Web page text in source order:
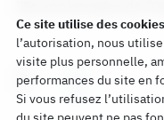
Ce site utilise des
l’autorisation, nous
visite plus personnelle,
performances du site en
Si vous refusez